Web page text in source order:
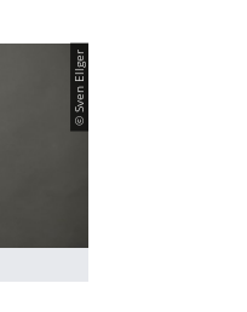
© Sven Ellger